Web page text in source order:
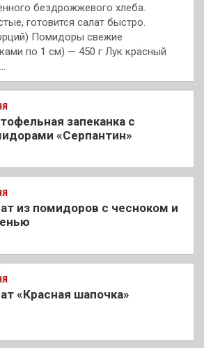
бездрожжевого хлеба.
готовится салат быстро.
Помидоры свежие
по 1 см) — 450 г Лук красный
запеканка с
«Серпантин»
из помидоров с чесноком и
«Красная шапочка»